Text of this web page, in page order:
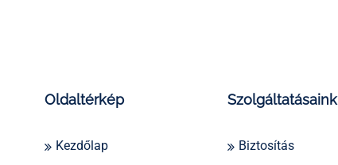
Oldaltérkép
Kezdőlap
Szolgáltatásaink
Biztosítás